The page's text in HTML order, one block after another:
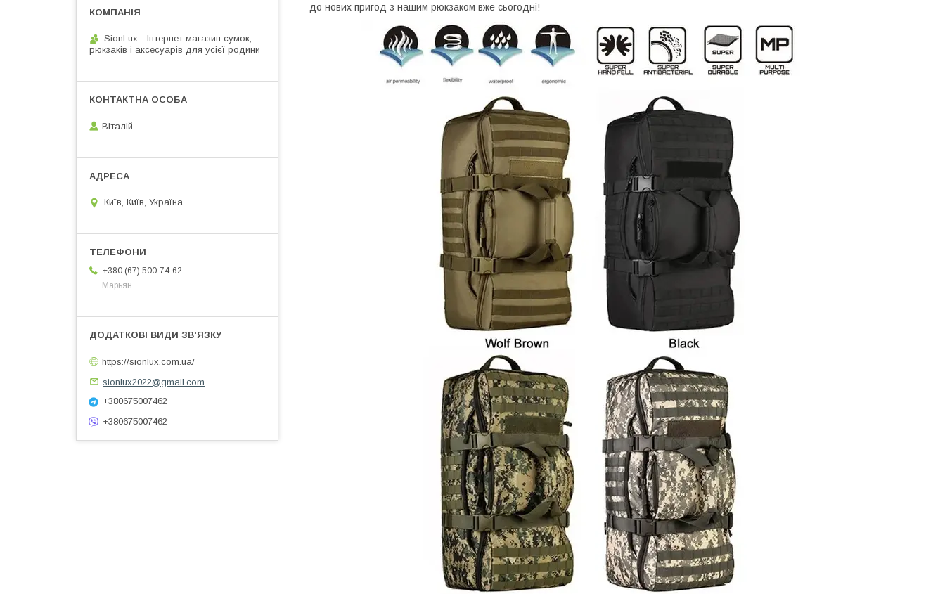
до нових пригод з нашим рюкзаком вже сьогодні!
SionLux - Інтернет магазин сумок,
рюкзаків і аксесуарів для усієї родини
Віталій
Київ, Київ, Україна
+380 (67) 500-74-62
Марьян
https://sionlux.com.ua/
sionlux2022@gmail.com
+380675007462
+380675007462